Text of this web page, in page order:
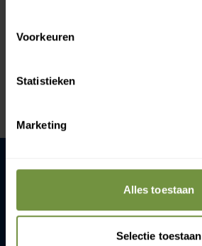
Voorkeuren
Statistieken
Marketing
Alles toestaan
Selectie toestaan
Gijsbrecht van Amstelstaat 258